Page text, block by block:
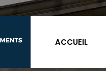
ACCUEIL